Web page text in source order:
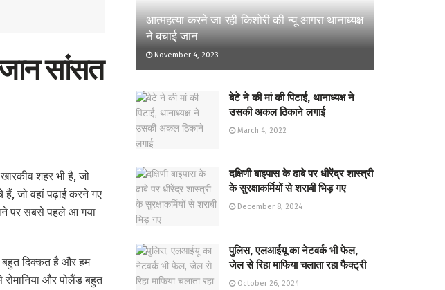
सांसत
शहर भी है, जो
जो वहां पढ़ाई करने गए
पर सबसे पहले आ गया
बहुत दिक्कत है और हम
और पोलैंड बहुत
आत्महत्या करने जा रही किशोरी की न्यू आगरा थानाध्यक्ष
ने बचाई जान
November 4, 2023
बेटे ने की मां की पिटाई, थानाध्यक्ष ने
उसकी अकल ठिकाने लगाई
March 4, 2022
दक्षिणी बाइपास के ढाबे पर धीरेंद्र शास्त्री
के सुरक्षाकर्मियों से शराबी भिड़ गए
December 8, 2024
पुलिस, एलआईयू का नेटवर्क भी फेल,
जेल से रिहा माफिया चलाता रहा फैक्ट्री
October 26, 2024